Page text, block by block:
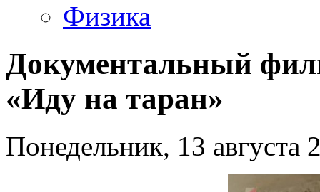
Физика
Документальный
«Иду на таран»
Понедельник, 13 августа